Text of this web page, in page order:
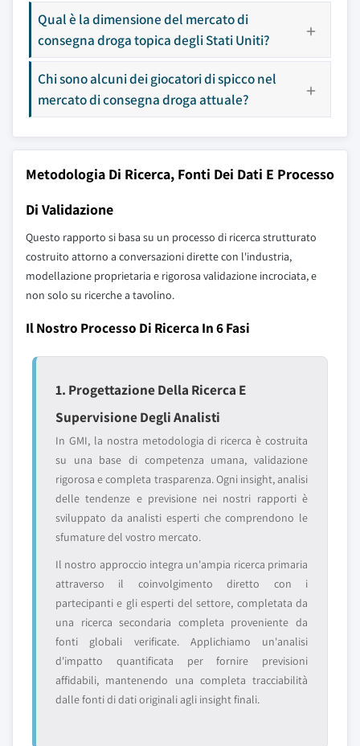
Qual è la dimensione del mercato di
consegna droga topica degli Stati Uniti?
Chi sono alcuni dei giocatori di spicco nel
mercato di consegna droga attuale?
Metodologia Di Ricerca, Fonti Dei Dati E Processo
Di Validazione
Questo rapporto si basa su un processo di ricerca strutturato
costruito attorno a conversazioni dirette con l'industria,
modellazione proprietaria e rigorosa validazione incrociata, e
non solo su ricerche a tavolino.
Il Nostro Processo Di Ricerca In 6 Fasi
1. Progettazione Della Ricerca E
Supervisione Degli Analisti
In GMI, la nostra metodologia di ricerca è costruita
su una base di competenza umana, validazione
rigorosa e completa trasparenza. Ogni insight, analisi
delle tendenze e previsione nei nostri rapporti è
sviluppato da analisti esperti che comprendono le
sfumature del vostro mercato.
Il nostro approccio integra un'ampia ricerca primaria
attraverso il coinvolgimento diretto con i
partecipanti e gli esperti del settore, completata da
una ricerca secondaria completa proveniente da
fonti globali verificate. Applichiamo un'analisi
d'impatto quantificata per fornire previsioni
affidabili, mantenendo una completa tracciabilità
dalle fonti di dati originali agli insight finali.